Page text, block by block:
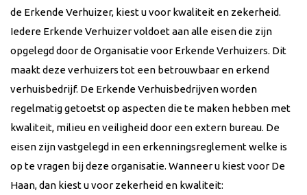
de Erkende Verhuizer, kiest u voor kwaliteit en zekerheid.
Iedere Erkende Verhuizer voldoet aan alle eisen die zijn
opgelegd door de Organisatie voor Erkende Verhuizers. Dit
maakt deze verhuizers tot een betrouwbaar en erkend
verhuisbedrijf. De Erkende Verhuisbedrijven worden
regelmatig getoetst op aspecten die te maken hebben met
kwaliteit, milieu en veiligheid door een extern bureau. De
eisen zijn vastgelegd in een erkenningsreglement welke is
op te vragen bij deze organisatie. Wanneer u kiest voor De
Haan, dan kiest u voor zekerheid en kwaliteit: